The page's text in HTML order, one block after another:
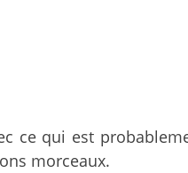
ce qui est
morceaux.